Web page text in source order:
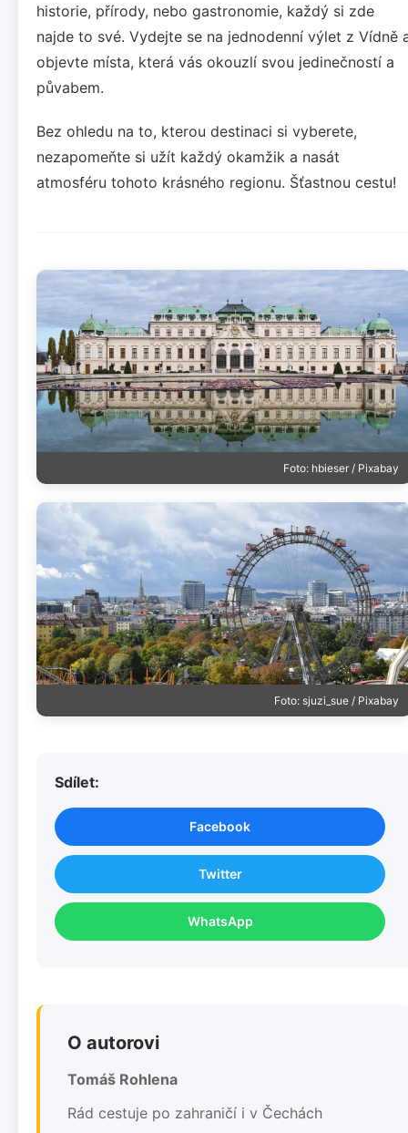
historie, přírody, nebo gastronomie, každý si zde
najde to své. Vydejte se na jednodenní výlet z Vídně
objevte místa, která vás okouzlí svou jedinečností a
půvabem.
Bez ohledu na to, kterou destinaci si vyberete,
nezapomeňte si užít každý okamžik a nasát
atmosféru tohoto krásného regionu. Šťastnou cestu!
Foto: hbieser / Pixabay
Foto: sjuzi_sue / Pixabay
Sdílet:
Facebook
Twitter
WhatsApp
O autorovi
Tomáš Rohlena
Rád cestuje po zahraničí i v Čechách